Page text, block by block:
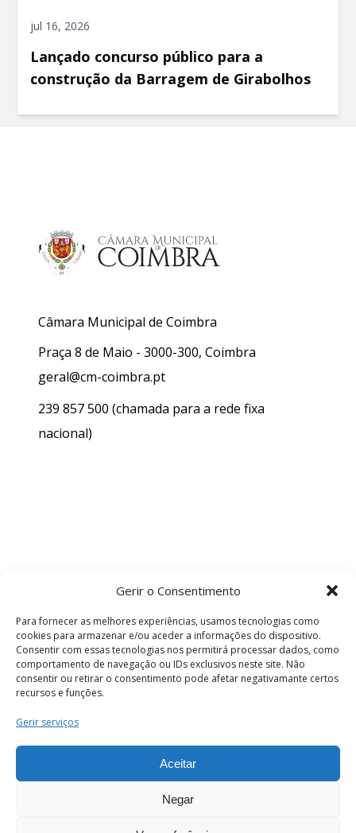
Gerir o Consentimento
Para fornecer as melhores experiências, usamos tecnologias como
cookies para armazenar e/ou aceder a informações do dispositivo.
Consentir com essas tecnologias nos permitirá processar dados, como
comportamento de navegação ou IDs exclusivos neste site. Não
consentir ou retirar o consentimento pode afetar negativamante certos
recursos e funções.
Gerir serviços
Aceitar
Negar
jul 16, 2026
Lançado concurso público para a
construção da Barragem de Girabolhos
Câmara Municipal de Coimbra
Praça 8 de Maio - 3000-300, Coimbra
geral@cm-coimbra.pt
239 857 500 (chamada para a rede fixa
nacional)
Termos e Condições
os direitos reservados.